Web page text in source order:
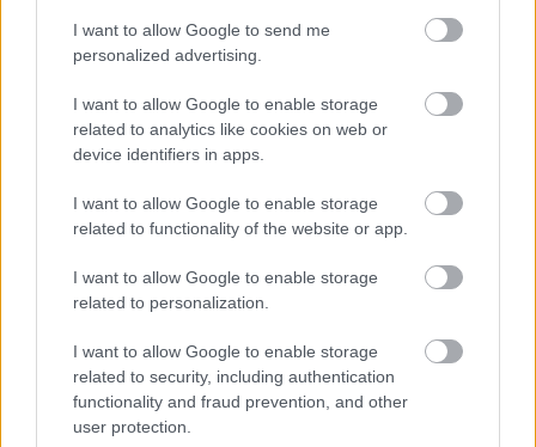
I want to allow Google to send me
personalized advertising.
I want to allow Google to enable storage
related to analytics like cookies on web or
device identifiers in apps.
I want to allow Google to enable storage
related to functionality of the website or app.
I want to allow Google to enable storage
related to personalization.
I want to allow Google to enable storage
related to security, including authentication
functionality and fraud prevention, and other
user protection.
A régebbi szereplők felbukkanása nincs teljesen
de Kurtzman elmondása szerint nem
erőltették az értelmetlen cameókat. Ha valaki
visszatér, annak nyomós indoka lesz a
forgatókönyvben. Azt már tudjuk, hogy Jonathan
Frakes rendezőként működött közre a produkcióban,
Riker szerepetetéséről azonban továbbra sincs
megerősítés. Az eddig ismert színészek (Alison Pill,
Michelle Hurd, Evan Evagora, Isa Briones, Santiago
Cabrera és Harry Treadaway) mind új karaktereket